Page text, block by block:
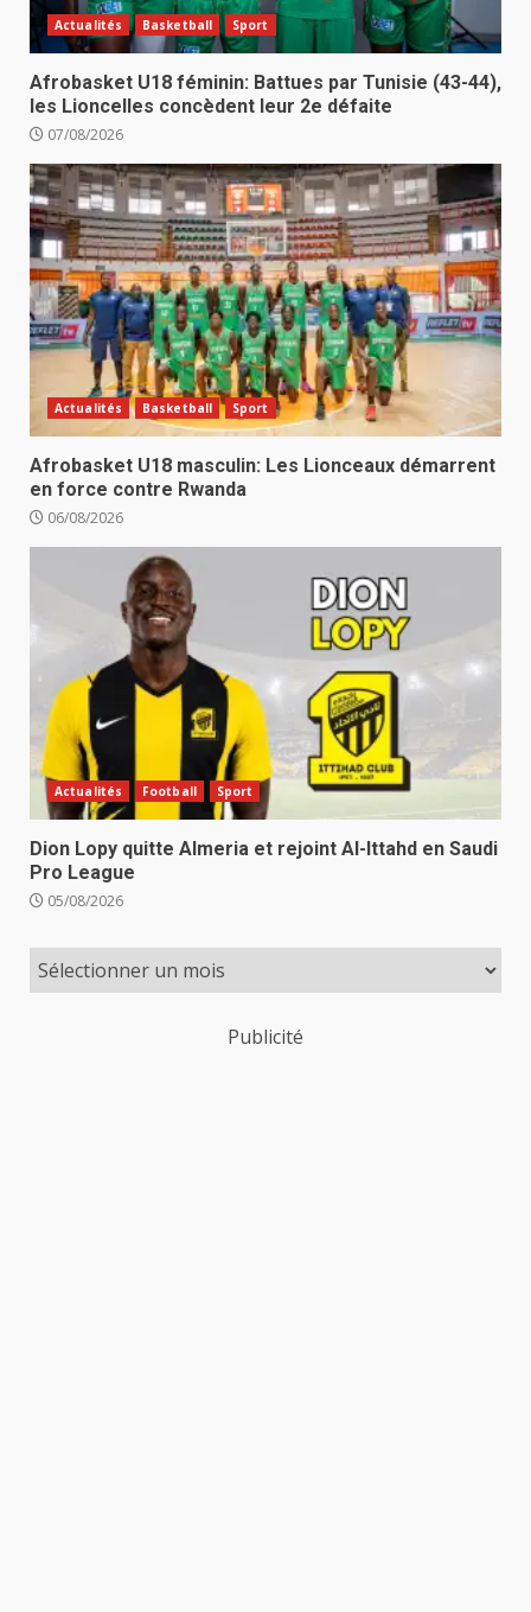
Actualités Basketball Sport
Afrobasket U18 féminin: Battues par Tunisie (43-44),
les Lioncelles concèdent leur 2e défaite
07/08/2026
Actualités Basketball Sport
Afrobasket U18 masculin: Les Lionceaux démarrent
en force contre Rwanda
06/08/2026
Actualités Football Sport
Dion Lopy quitte Almeria et rejoint Al-Ittahd en Saudi
Pro League
05/08/2026
Publicité